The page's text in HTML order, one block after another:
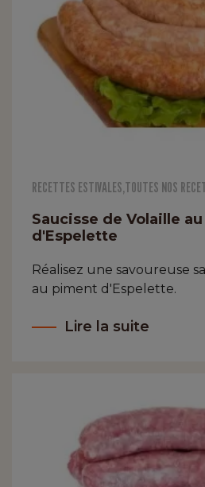
RECETTES ESTIVALES,TOUTES NOS
Saucisse de Volaille
d'Espelette
Réalisez une savoureuse
au piment d'Espelette.
Lire la suite